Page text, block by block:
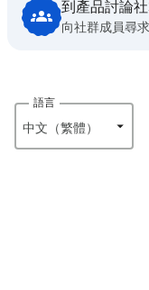
到產品討論
向社群成員尋
語言
中文（繁體）‎